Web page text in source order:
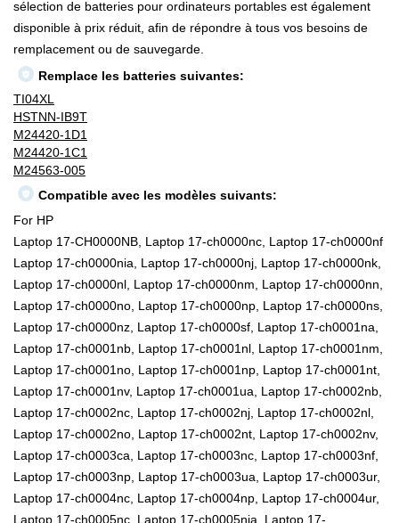
sélection de batteries pour ordinateurs portables est également
disponible à prix réduit, afin de répondre à tous vos besoins de
remplacement ou de sauvegarde.
Remplace les batteries suivantes:
TI04XL
HSTNN-IB9T
M24420-1D1
M24420-1C1
M24563-005
Compatible avec les modèles suivants:
For HP
Laptop 17-CH0000NB, Laptop 17-ch0000nc, Laptop 17-ch0000nf
Laptop 17-ch0000nia, Laptop 17-ch0000nj, Laptop 17-ch0000nk,
Laptop 17-ch0000nl, Laptop 17-ch0000nm, Laptop 17-ch0000nn,
Laptop 17-ch0000no, Laptop 17-ch0000np, Laptop 17-ch0000ns,
Laptop 17-ch0000nz, Laptop 17-ch0000sf, Laptop 17-ch0001na,
Laptop 17-ch0001nb, Laptop 17-ch0001nl, Laptop 17-ch0001nm,
Laptop 17-ch0001no, Laptop 17-ch0001np, Laptop 17-ch0001nt,
Laptop 17-ch0001nv, Laptop 17-ch0001ua, Laptop 17-ch0002nb,
Laptop 17-ch0002nc, Laptop 17-ch0002nj, Laptop 17-ch0002nl,
Laptop 17-ch0002no, Laptop 17-ch0002nt, Laptop 17-ch0002nv,
Laptop 17-ch0003ca, Laptop 17-ch0003nc, Laptop 17-ch0003nf,
Laptop 17-ch0003np, Laptop 17-ch0003ua, Laptop 17-ch0003ur,
Laptop 17-ch0004nc, Laptop 17-ch0004np, Laptop 17-ch0004ur,
Laptop 17-ch0005nc, Laptop 17-ch0005nia, Laptop 17-